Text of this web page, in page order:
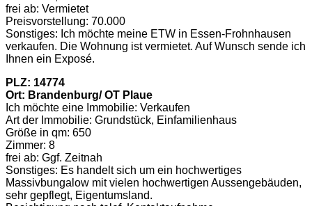
frei ab: Vermietet
Preisvorstellung: 70.000
Sonstiges: Ich möchte meine ETW in Essen-Frohnhausen
verkaufen. Die Wohnung ist vermietet. Auf Wunsch sende ich
Ihnen ein Exposé.
PLZ: 14774
Ort: Brandenburg/ OT Plaue
Ich möchte eine Immobilie: Verkaufen
Art der Immobilie: Grundstück, Einfamilienhaus
Größe in qm: 650
Zimmer: 8
frei ab: Ggf. Zeitnah
Sonstiges: Es handelt sich um ein hochwertiges
Massivbungalow mit vielen hochwertigen Aussengebäuden,
sehr gepflegt, Eigentumsland.